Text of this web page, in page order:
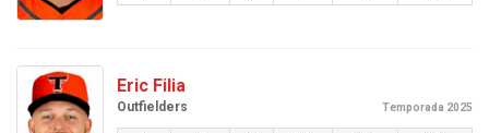
Eric Filia
Outfielders Temporada 2025